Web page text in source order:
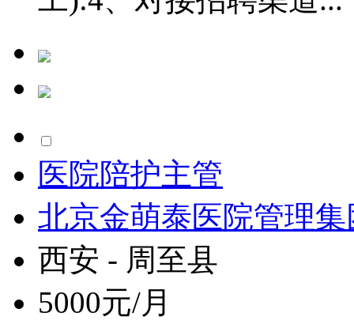
医院陪护主管
北京金萌泰医院管理
西安 - 周至县
5000元/月